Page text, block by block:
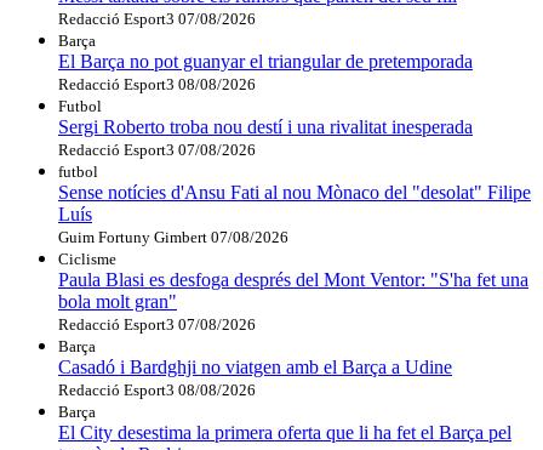
Redacció Esport3 07/08/2026
Barça
El Barça no pot guanyar el triangular de pretemporada
Redacció Esport3 08/08/2026
Futbol
Sergi Roberto troba nou destí i una rivalitat inesperada
Redacció Esport3 07/08/2026
futbol
Sense notícies d'Ansu Fati al nou Mònaco del "desolat" Filipe
Luís
Guim Fortuny Gimbert 07/08/2026
Ciclisme
Paula Blasi es desfoga després del Mont Ventor: "S'ha fet una
bola molt gran"
Redacció Esport3 07/08/2026
Barça
Casadó i Bardghji no viatgen amb el Barça a Udine
Redacció Esport3 08/08/2026
Barça
El City desestima la primera oferta que li ha fet el Barça pel